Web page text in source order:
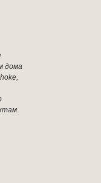
дома